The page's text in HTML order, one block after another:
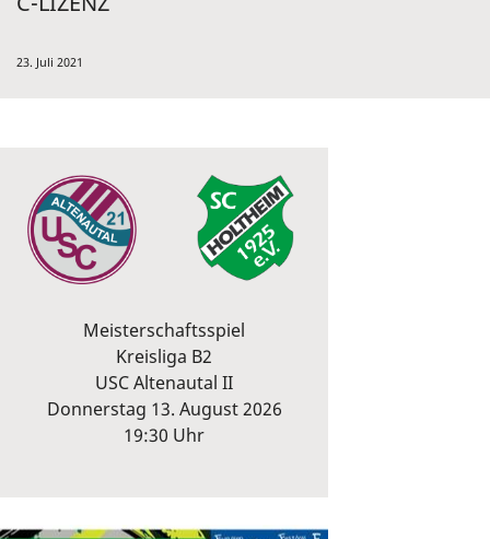
23. Juli 2021
Meisterschaftsspiel
Kreisliga B2
USC Altenautal II
Donnerstag 13. August 2026
19:30 Uhr